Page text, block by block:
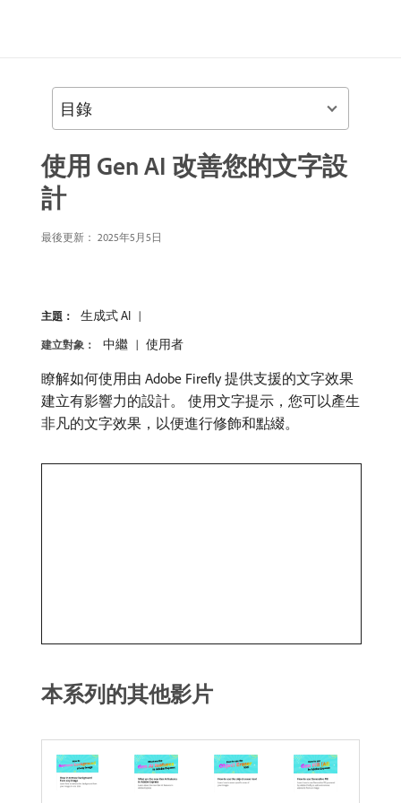
使用 Gen AI 改善您的文字設
計
最後更新： 2025年5月5日
主題： 生成式 AI
建立對象： 中繼 使用者
瞭解如何使用由 Adobe Firefly 提供支援的文字效果
建立有影響力的設計。 使用文字提示，您可以產生
非凡的文字效果，以便進行修飾和點綴。
本系列的其他影片
目錄